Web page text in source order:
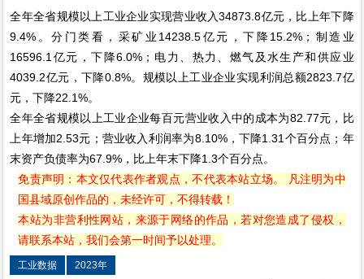
全年全省规模以上工业企业实现营业收入34873.8亿元，比上年下降
9.4%。分门类看，采矿业14238.5亿元，下降15.2%；制造业
16596.1亿元，下降6.0%；电力、热力、燃气及水生产和供应业
4039.2亿元，下降0.8%。规模以上工业企业实现利润总额2823.7亿
元，下降22.1%。
全年全省规模以上工业企业每百元营业收入中的成本为82.77元，比
上年增加2.53元；营业收入利润率为8.10%，下降1.31个百分点；年
末资产负债率为67.9%，比上年末下降1.3个百分点。
免责声明：本文仅代表作者观点，不代表本站立场。 凡注明为中
国县域原创作品的，未经许可，不得转载！
本站为非营利性网站，来源于网络的作品，若对您造成了侵权，
请联系本站，我们会第一时间予以处理。
工业数据 2023年